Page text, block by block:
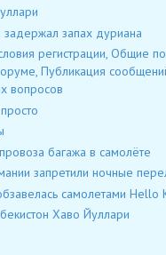
задержал запах дуриана
регистрации, Общие
Публикация
вопросов
багажа в самолёте
запретили ночные
самолетами Hello
Хаво Йуллари